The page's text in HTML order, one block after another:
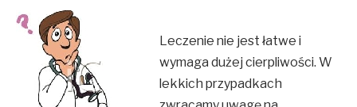
Leczenie nie jest łatwe i
wymaga dużej cierpliwości. W
lekkich przypadkach